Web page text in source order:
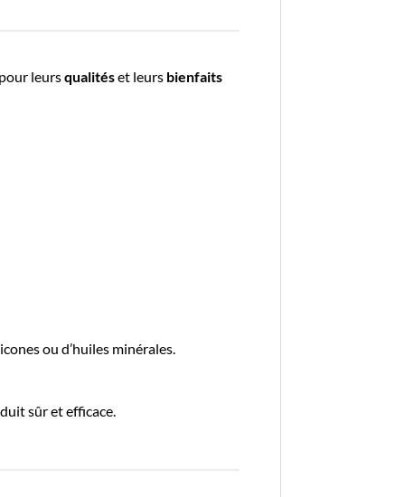
leursqualitéset leurs bienfaits
ou d’huiles minérales.
sûr et efficace.